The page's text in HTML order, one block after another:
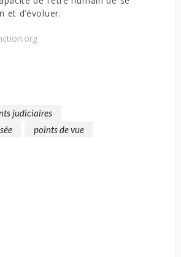
et d’évoluer.
judiciaires
points de vue